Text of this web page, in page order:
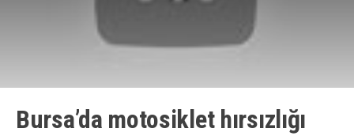
Bursa’da motosiklet hırsızlığı